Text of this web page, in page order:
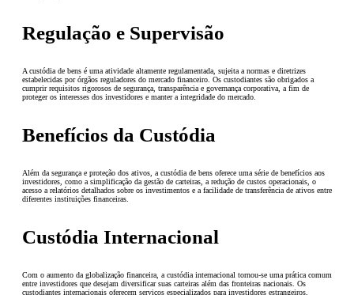
Regulação e Supervisão
A custódia de bens é uma atividade altamente regulamentada, sujeita a normas e diretrizes
estabelecidas por órgãos reguladores do mercado financeiro. Os custodiantes são obrigados a
cumprir requisitos rigorosos de segurança, transparência e governança corporativa, a fim de
proteger os interesses dos investidores e manter a integridade do mercado.
Benefícios da Custódia
Além da segurança e proteção dos ativos, a custódia de bens oferece uma série de benefícios aos
investidores, como a simplificação da gestão de carteiras, a redução de custos operacionais, o
acesso a relatórios detalhados sobre os investimentos e a facilidade de transferência de ativos entre
diferentes instituições financeiras.
Custódia Internacional
Com o aumento da globalização financeira, a custódia internacional tornou-se uma prática comum
entre investidores que desejam diversificar suas carteiras além das fronteiras nacionais. Os
custodiantes internacionais oferecem serviços especializados para investidores estrangeiros,